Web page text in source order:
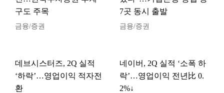
구도 주목
금융/증권
7곳 동시 출발
금융/증권
데브시스터즈, 2Q 실적
‘하락’…영업이익 적자전
환
네이버, 2Q 실적 ‘소폭 하
락’…영업이익 전년比 0.
2%↓